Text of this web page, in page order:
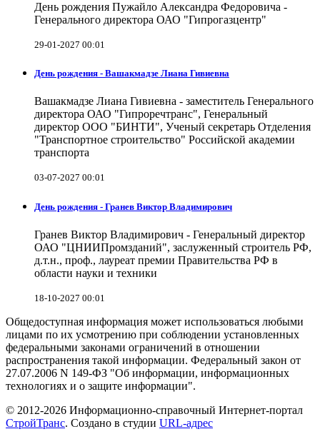
День рождения Пужайло Александра Федоровича -
Генерального директора ОАО "Гипрогазцентр"
29-01-2027 00:01
День рождения - Вашакмадзе Лиана Гивиевна
Вашакмадзе Лиана Гивиевна - заместитель Генерального
директора ОАО "Гипроречтранс", Генеральный
директор ООО "БИНТИ", Ученый секретарь Отделения
"Транспортное строительство" Российской академии
транспорта
03-07-2027 00:01
День рождения - Гранев Виктор Владимирович
Гранев Виктор Владимирович - Генеральный директор
ОАО "ЦНИИПромзданий", заслуженный строитель РФ,
д.т.н., проф., лауреат премии Правительства РФ в
области науки и техники
18-10-2027 00:01
Общедоступная информация может использоваться любыми
лицами по их усмотрению при соблюдении установленных
федеральными законами ограничений в отношении
распространения такой информации. Федеральный закон от
27.07.2006 N 149-ФЗ "Об информации, информационных
технологиях и о защите информации".
© 2012-2026 Информационно-справочный Интернет-портал
СтройТранс. Создано в студии URL-адрес